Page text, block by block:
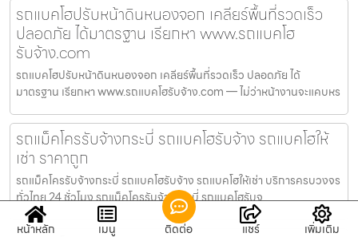
รถแบคโฮปรับหน้าดินหนองจอก เคลียร์พื้นที่รวดเร็ว
ปลอดภัย ได้มาตรฐาน เรียกหา www.รถแบคโฮ
รับจ้าง.com
รถแบคโฮปรับหน้าดินหนองจอก เคลียร์พื้นที่รวดเร็ว ปลอดภัย ได้
มาตรฐาน เรียกหา www.รถแบคโฮรับจ้าง.com — ไม่ว่าหน้างานจะแคบหร
รถแม็คโครรับจ้างกระบี่ รถแบคโฮรับจ้าง รถแบคโฮให้
เช่า ราคาถูก
รถแม็คโครรับจ้างกระบี่ รถแบคโฮรับจ้าง รถแบคโฮให้เช่า บริการครบวงจร
ทั่วไทย 24 ชั่วโมง รถแม็คโครรับจ้างกระบี่ รถแบคโฮรับจ
หน้าหลัก เมนู ติดต่อ แชร์ เพิ่มเติม